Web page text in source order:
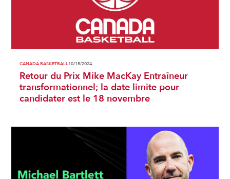
CANADA BASKETBALL10/15/2024
Retour du Prix Mike MacKay Entraîneur
transformationnel; la date limite pour
candidater est le 18 novembre